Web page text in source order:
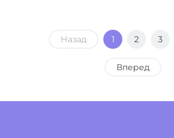
Назад 1 2 3
Вперед